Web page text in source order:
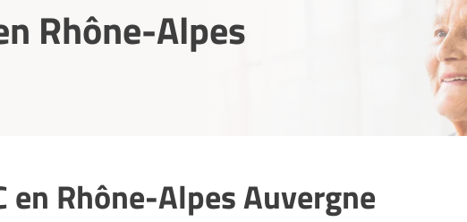
Rhône-Alpes
en Rhône-Alpes Auvergne